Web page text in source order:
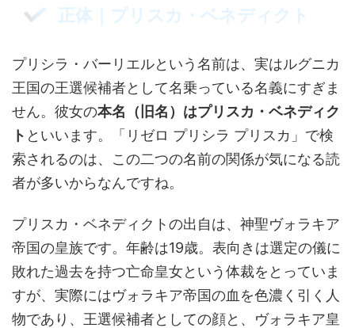
正体｜プリスカ・ベネディクト
プリシラ・バーリエルという名前は、実はルグニカ
王国の王選候補者として名乗っている名義にすぎま
せん。彼女の本名（旧名）はプリスカ・ベネディク
ト といいます。「リゼロ プリシラ プリスカ」で検
索されるのは、この二つの名前の関係が気になる読
者が多いからなんですね。
プリスカ・ベネディクトの出自は、神聖ヴォラキア
帝国の皇族です。年齢は19歳。表向きは選定の儀に
敗れた過去を持つ亡命皇女という体裁をとっていま
すが、実際にはヴォラキア帝国の血を色濃く引く人
物であり、王選候補者としての顔と、ヴォラキア皇